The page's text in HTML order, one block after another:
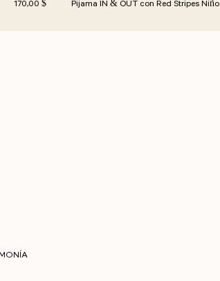
170,00 $ Pijama IN & OUT con Red Stripes Niño